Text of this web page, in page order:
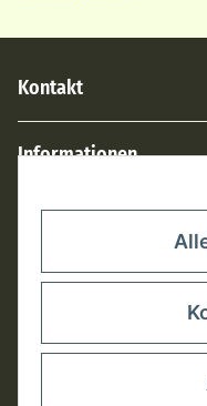
Kontakt
Informationen